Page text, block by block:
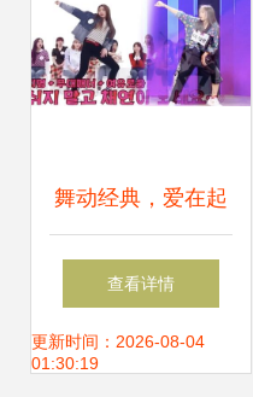
舞动经典，爱在起
点 李彩演再现随机
舞蹈的魅力
查看详情
更新时间：2026-08-04
01:30:19